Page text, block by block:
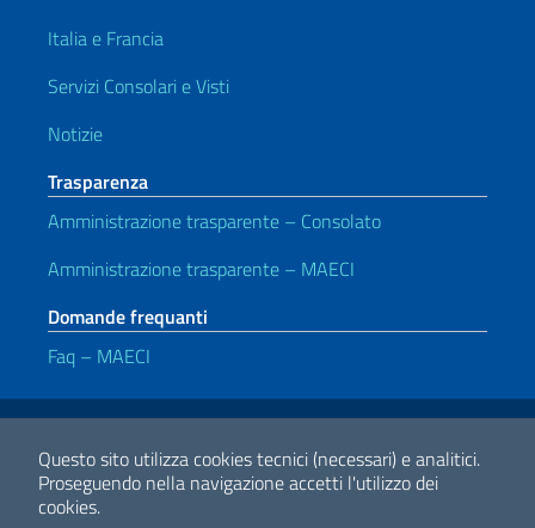
Questo sito utilizza cookies tecnici (necessari) e analitici.
Proseguendo nella navigazione accetti l'utilizzo dei
cookies.
Italia e Francia
Servizi Consolari e Visti
Notizie
Trasparenza
Amministrazione trasparente – Consolato
Amministrazione trasparente – MAECI
Domande frequanti
Faq – MAECI
Link Utili